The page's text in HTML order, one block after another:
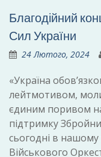
Благодійний
Сил України
24 Лютого, 2024
«Україна
лейтмотивом,
єдиним поривом
підтримку
сьогодні в нашому
Військового